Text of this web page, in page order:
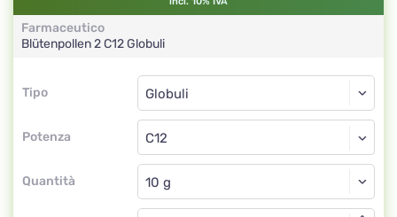
Farmaceutico
Blütenpollen 2C12Globuli
Tipo
Tipo
Potenza
Globuli
C12
Quantità
Globuli